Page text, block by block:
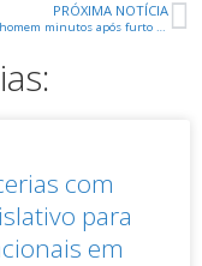
PRÓXIMA NOTÍCIA
PM prende homem minutos após furto em imóvel no Abadia
com
para
em